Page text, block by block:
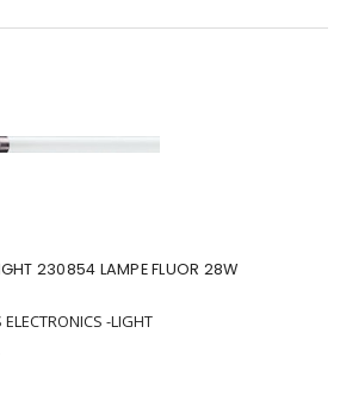
230854 LAMPE FLUOR 28W
ELECTRONICS -LIGHT